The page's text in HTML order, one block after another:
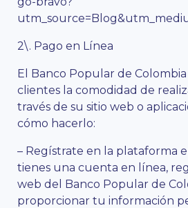
2\. Pago en Línea
El Banco Popular de
clientes la comodidad de
través de su sitio web o
cómo hacerlo:
– Regístrate en la plataforma
tienes una cuenta en línea,
web del Banco Popular de
proporcionar tu información